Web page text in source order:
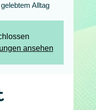
Alltag
ansehen